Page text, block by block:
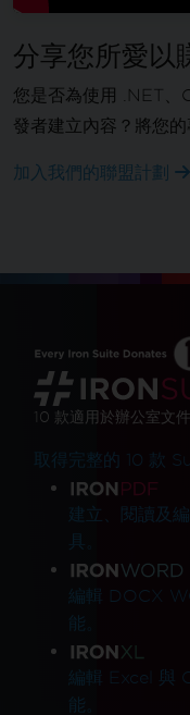
分享您所愛以
您是否為使用 .NET
發者建立內容？將您
加入我們的聯盟計劃
10 款 適用於辦公室文
取得完整的 10 款
產品連結
建立、閱讀及
具。
編輯 DOCX
能。
編輯 Excel 與
能。